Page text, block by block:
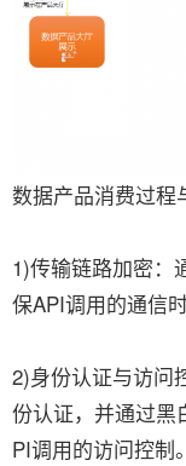
数据产品消费过程
1)传输链路加密：
保API调用的通信
2)身份认证与访问
份认证，并通过黑
PI调用的访问控制。